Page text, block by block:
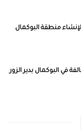
منطقة البوكمال